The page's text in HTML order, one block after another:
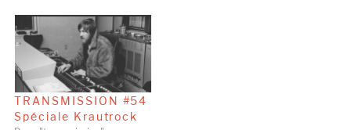
TRANSMISSION #54
Spéciale Krautrock